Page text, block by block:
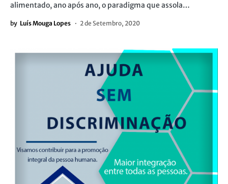
alimentado, ano após ano, o paradigma que assola…
by Luís Mouga Lopes 2 de Setembro, 2020